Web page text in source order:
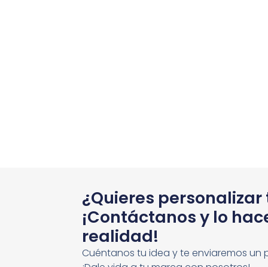
¿Quieres
¡Contáctanos y lo
realidad!
Cuéntanos tu idea y te enviaremos un